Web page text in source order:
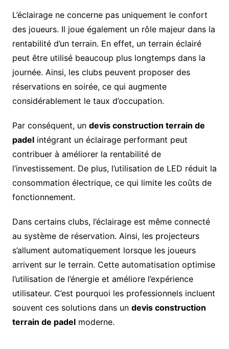
L’éclairage ne concerne pas uniquement le confort
des joueurs. Il joue également un rôle majeur dans la
rentabilité d’un terrain. En effet, un terrain éclairé
peut être utilisé beaucoup plus longtemps dans la
journée. Ainsi, les clubs peuvent proposer des
réservations en soirée, ce qui augmente
considérablement le taux d’occupation.
Par conséquent, un devis construction terrain de
padelintégrant un éclairage performant peut
contribuer à améliorer la rentabilité de
l’investissement. De plus, l’utilisation de LED réduit la
consommation électrique, ce qui limite les coûts de
fonctionnement.
Dans certains clubs, l’éclairage est même connecté
au système de réservation. Ainsi, les projecteurs
s’allument automatiquement lorsque les joueurs
arrivent sur le terrain. Cette automatisation optimise
l’utilisation de l’énergie et améliore l’expérience
utilisateur. C’est pourquoi les professionnels incluent
souvent ces solutions dans un devis construction
terrain de padelmoderne.